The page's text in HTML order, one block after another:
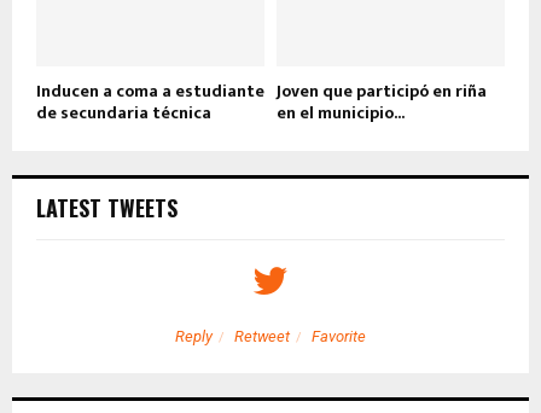
Inducen a coma a estudiante
de secundaria técnica
Joven que participó en riña
en el municipio...
LATEST TWEETS
Reply Retweet Favorite